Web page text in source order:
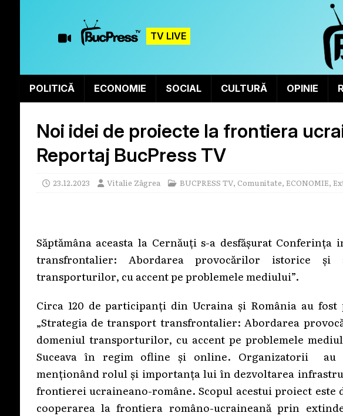
TV LIVE
POLITICĂ ECONOMIE SOCIAL CULTURĂ OPINIE
Noi idei de proiecte la frontiera
Reportaj BucPress TV
23.12.2023 Vitalie Zâgrea BUCPRESS TV, Comunitate, ECONOMIE,
Săptămâna aceasta la Cernăuți s-a desfășurat
transfrontalier: Abordarea provocărilor istorice
transporturilor, cu accent pe problemele mediului”.
Circa 120 de participanți din Ucraina și România au
„Strategia de transport transfrontalier: Abordarea
domeniul transporturilor, cu accent pe problemele
Suceava în regim ofline și online. Organizatorii au
menționând rolul și importanța lui în dezvoltarea
frontierei ucraineano-române. Scopul acestui proiect este
cooperarea la frontiera româno-ucraineană prin